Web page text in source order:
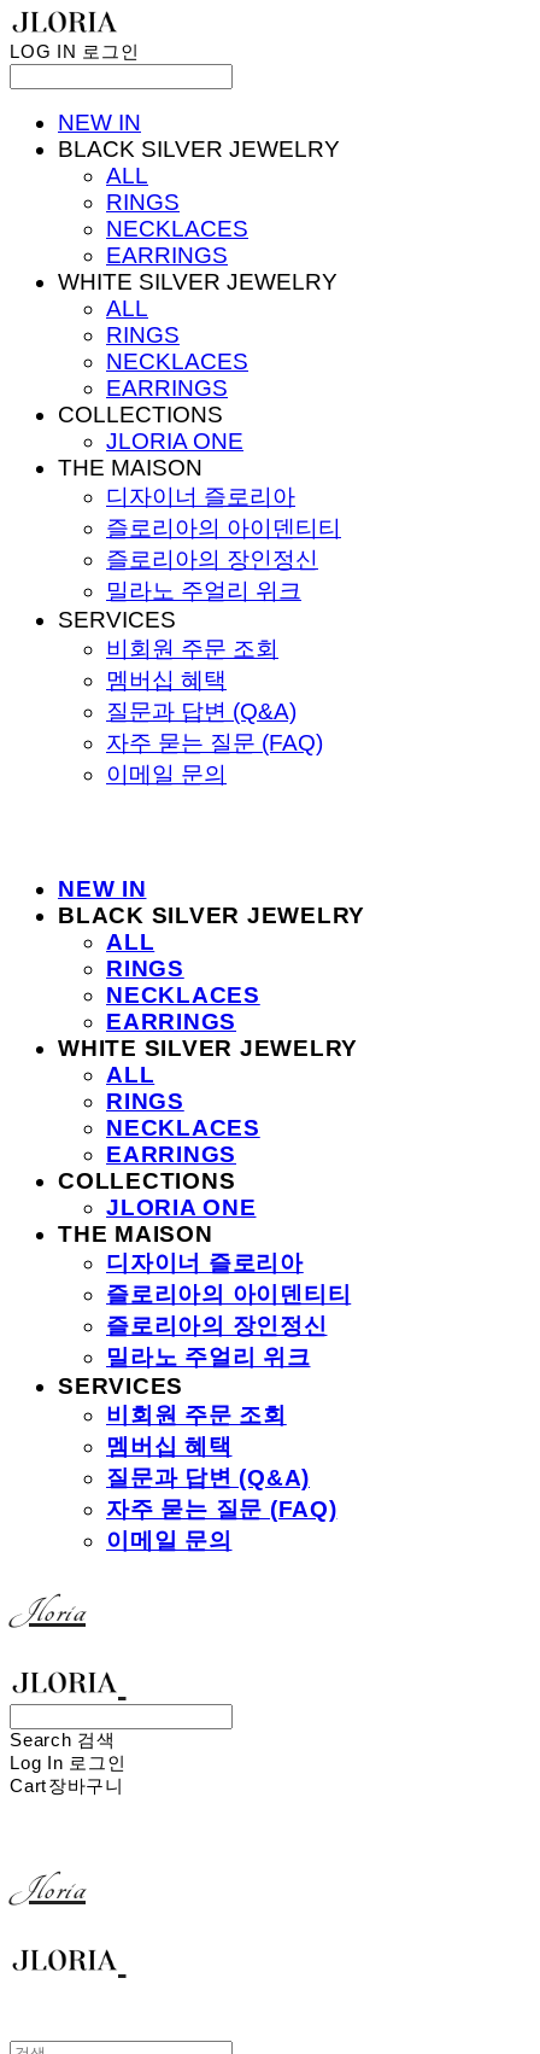
LOG IN 로그인
NEW IN
BLACK SILVER JEWELRY
ALL
RINGS
NECKLACES
EARRINGS
WHITE SILVER JEWELRY
ALL
RINGS
NECKLACES
EARRINGS
COLLECTIONS
JLORIA ONE
THE MAISON
디자이너 즐로리아
즐로리아의 아이덴티티
즐로리아의 장인정신
밀라노 주얼리 위크
SERVICES
비회원 주문 조회
멤버십 혜택
질문과 답변 (Q&A)
자주 묻는 질문 (FAQ)
이메일 문의
NEW IN
BLACK SILVER JEWELRY
ALL
RINGS
NECKLACES
EARRINGS
WHITE SILVER JEWELRY
ALL
RINGS
NECKLACES
EARRINGS
COLLECTIONS
JLORIA ONE
THE MAISON
디자이너 즐로리아
즐로리아의 아이덴티티
즐로리아의 장인정신
밀라노 주얼리 위크
SERVICES
비회원 주문 조회
멤버십 혜택
질문과 답변 (Q&A)
자주 묻는 질문 (FAQ)
이메일 문의
Jloria
Search 검색
Log In 로그인
Cart장바구니
Jloria